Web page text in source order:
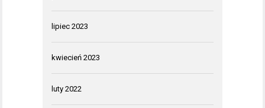
lipiec 2023
kwiecień 2023
luty 2022